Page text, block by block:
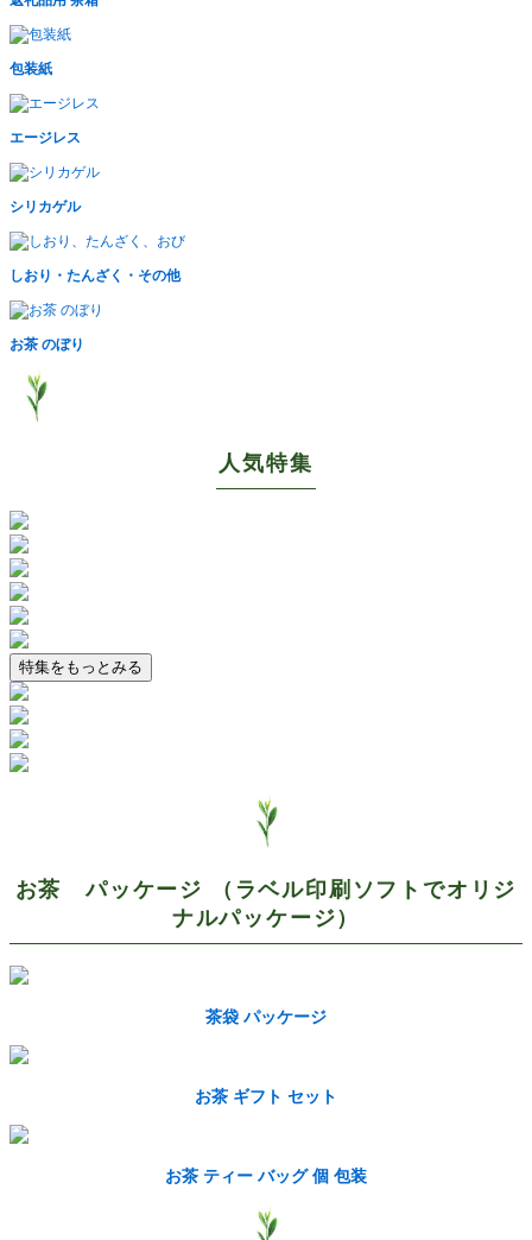
包装紙
エージレス
シリカゲル
しおり・たんざく・その他
お茶 のぼり
人気特集
特集をもっとみる
お茶 パッケージ （ラベル印刷ソフトでオリジ
ナルパッケージ）
茶袋 パッケージ
お茶 ギフト セット
お茶 ティー バッグ 個 包装